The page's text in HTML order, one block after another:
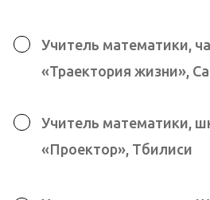
Записаться на